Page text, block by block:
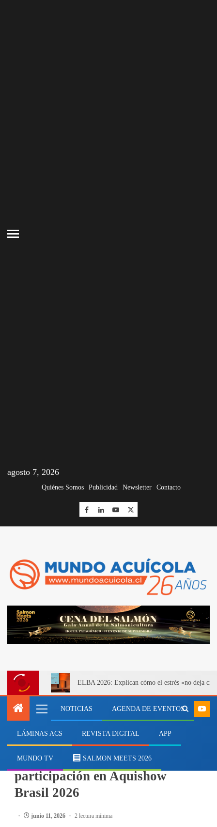
agosto 7, 2026
Quiénes Somos Publicidad Newsletter Contacto
ELBA 2026: Explican cómo el estrés «no deja
NOTICIAS AGENDA DE EVENTOS
LÁMINAS ACS REVISTA DIGITAL APP
MUNDO TV SALMON MEETS 2026
Chile destaca por su
participación en Aquishow
Brasil 2026
junio 11, 2026 2 lectura mínima